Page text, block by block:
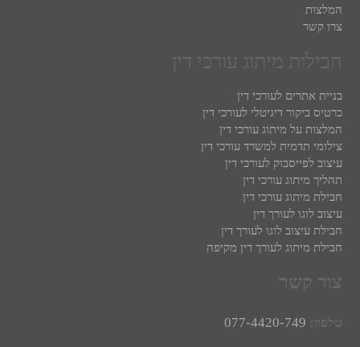
המלצות
צרו קשר
חבילות מיתוג עורכי דין
בניית אתרים לעורכי דין
כרטיס ביקור דיגיטלי לעורכי דין
המלצות על מיתוג עורכי דין
צילומי תדמית למשרד עורכי דין
עיצוב לפייסבוק לעורכי דין
תהליך מיתוג עורכי דין
חבילת מיתוג עורכי דין
עיצוב לוגו לעורך דין
חבילת עיצוב לוגו לעורך דין
חבילת מיתוג לעורך דין מקיפה
צור קשר
טלפון: 077-4420-749